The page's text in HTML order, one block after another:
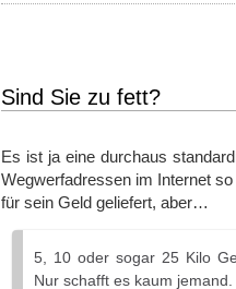
Sind Sie zu fett?
Es ist ja eine durchaus
Wegwerfadressen im Internet
für sein Geld geliefert, aber…
5, 10 oder sogar 25 Kilo
Nur schafft es kaum